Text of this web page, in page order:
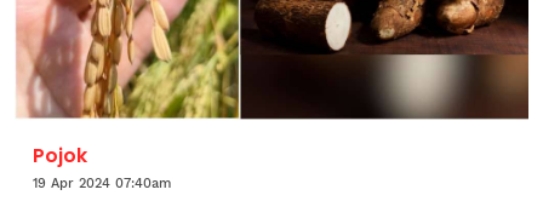
Pojok
19 Apr 2024 07:40am